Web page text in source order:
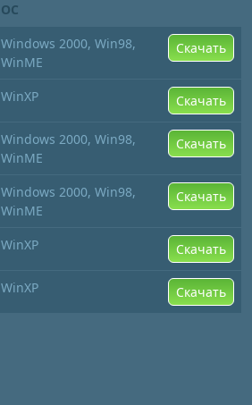
ОС
Windows 2000, Win98,
WinME
Скачать
WinXP Скачать
Windows 2000, Win98,
WinME
Скачать
Windows 2000, Win98,
WinME
Скачать
WinXP Скачать
WinXP Скачать